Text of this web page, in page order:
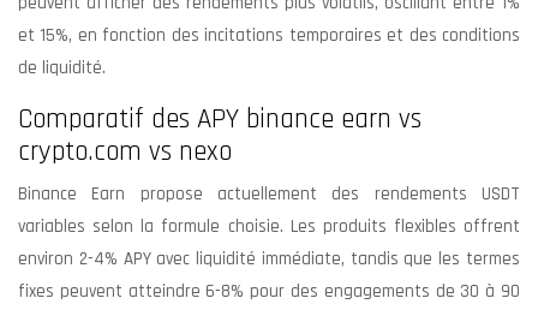
et 15%, en fonction des incitations temporaires et des conditions
de liquidité.
Comparatif des APY binance earn vs
crypto.com vs nexo
Binance Earn propose actuellement des rendements USDT
variables selon la formule choisie. Les produits flexibles offrent
environ 2-4% APY avec liquidité immédiate, tandis que les termes
fixes peuvent atteindre 6-8% pour des engagements de 30 à 90